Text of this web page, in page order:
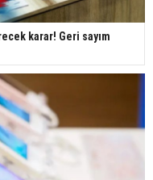
karar! Geri sayım